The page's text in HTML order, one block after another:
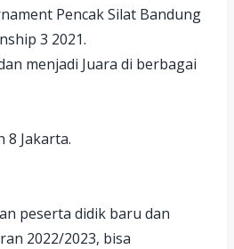
Pencak Silat Bandung
3 2021.
menjadi Juara di berbagai
8 Jakarta.
peserta didik baru dan
2022/2023, bisa